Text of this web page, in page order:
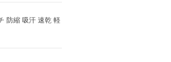
防縮 吸汗 速乾 軽